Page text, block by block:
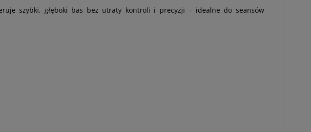
szybki, głęboki bas bez utraty kontroli i precyzji – idealne do seansów